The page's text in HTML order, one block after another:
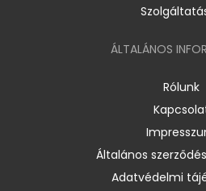
ÁLTALÁNOS
Rólunk
Általános
Adatvédelmi